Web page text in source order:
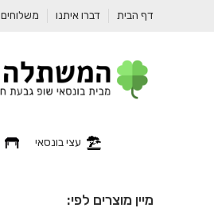
דף הבית דברו איתנו משלוחים
עצי בונסאי
מיין מוצרים לפי: